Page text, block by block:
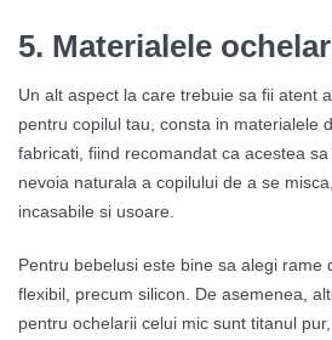
5. Materialele
Un alt aspect la care trebuie sa fii atent
pentru copilul tau, consta in materialele
fabricati, fiind recomandat ca acestea
nevoia naturala a copilului de a se
incasabile si usoare.
Pentru bebelusi este bine sa alegi rame
flexibil, precum silicon. De asemenea,
pentru ochelarii celui mic sunt titanul